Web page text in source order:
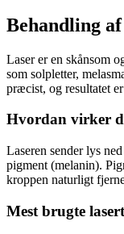
Behandling
Laser er en skånsom
som solpletter,
præcist, og resultatet
Hvordan virker
Laseren sender lys
pigment (melanin).
kroppen naturligt
Mest brugte